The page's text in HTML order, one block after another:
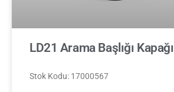
LD21 Arama Başlığı Kapağı
Stok Kodu: 17000567